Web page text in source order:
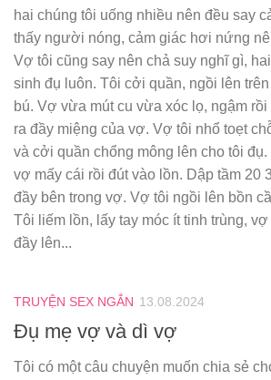
hai chúng tôi uống nhiều nên đều say
thấy người nóng, cảm giác hơi nứng
Vợ tôi cũng say nên chả suy nghĩ gì,
sinh đụ luôn. Tôi cởi quần, ngồi lên
bú. Vợ vừa mút cu vừa xóc lọ, ngậm
ra đầy miệng của vợ. Vợ tôi nhổ toẹt
và cởi quần chổng mông lên cho tôi
vợ mấy cái rồi đút vào lồn. Dập tầm 20
đầy bên trong vợ. Vợ tôi ngồi lên bồn
Tôi liếm lồn, lấy tay móc ít tinh trùng,
đầy lên...
TRUYỆN SEX NGẮN 13.08.2024
Đụ mẹ vợ và dì vợ
Tôi có một câu chuyện muốn chia sẻ